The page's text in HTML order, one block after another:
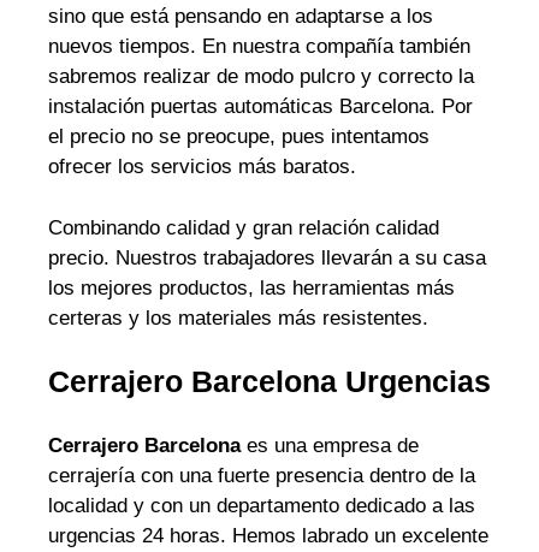
sino que está pensando en adaptarse a los
nuevos tiempos. En nuestra compañía también
sabremos realizar de modo pulcro y correcto la
instalación puertas automáticas Barcelona. Por
el precio no se preocupe, pues intentamos
ofrecer los servicios más baratos.
Combinando calidad y gran relación calidad
precio. Nuestros trabajadores llevarán a su casa
los mejores productos, las herramientas más
certeras y los materiales más resistentes.
Cerrajero Barcelona Urgencias
Cerrajero Barcelonaes una empresa de
cerrajería con una fuerte presencia dentro de la
localidad y con un departamento dedicado a las
urgencias 24 horas. Hemos labrado un excelente